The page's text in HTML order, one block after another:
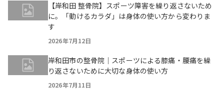
【岸和田 整骨院】スポーツ障害を繰り返さないため
に。「動けるカラダ」は身体の使い方から変わりま
す
2026年7月12日
岸和田市の整骨院｜スポーツによる膝痛・腰痛を繰
り返さないために大切な身体の使い方
2026年7月11日